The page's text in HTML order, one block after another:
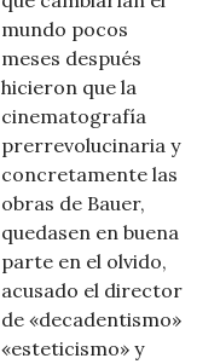
mundo pocos
meses después
hicieron que la
cinematografía
prerrevolucinaria y
concretamente las
obras de Bauer,
quedasen en buena
parte en el olvido,
acusado el director
de «decadentismo»
«esteticismo» y